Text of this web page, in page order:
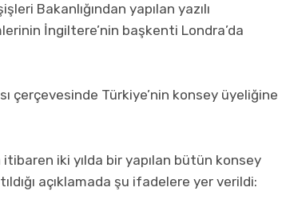
Bakanlığından yapılan yazılı
İngiltere’nin başkenti Londra’da
çerçevesinde Türkiye’nin konsey üyeliğine
itibaren iki yılda bir yapılan bütün konsey
açıklamada şu ifadelere yer verildi: